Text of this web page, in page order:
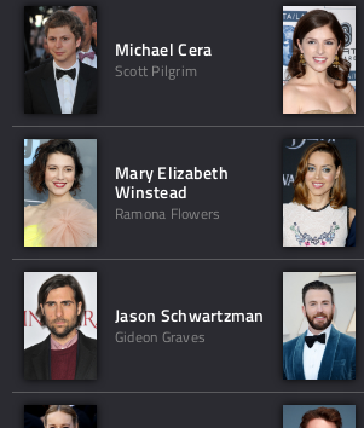
Michael Cera
Scott Pilgrim
Mary Elizabeth
Winstead
Ramona Flowers
Jason Schwartzman
Gideon Graves